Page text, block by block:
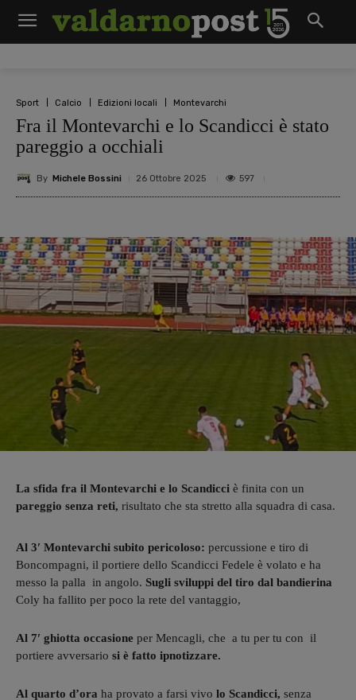
Sport Calcio Edizioni locali Montevarchi
Fra il Montevarchi e lo Scandicci è stato
pareggio a occhiali
By Michele Bossini 26 Ottobre 2025 597
La sfida fra il Montevarchi e lo Scandicci è finita con un
pareggio senza reti, risultato che sta stretto alla squadra di casa.
Al 3′ Montevarchi subito pericoloso: percussione e tiro di
Boncompagni, il portiere dello Scandicci Fedele è volato e ha
messo la palla in angolo. Sugli sviluppi del tiro dal bandierina
Coly ha fallito per poco la rete del vantaggio,
Al 7′ ghiotta occasione per Mencagli, che a tu per tu con il
portiere avversario si è fatto ipnotizzare.
Al quarto d’ora ha provato a farsi vivo lo Scandicci, senza